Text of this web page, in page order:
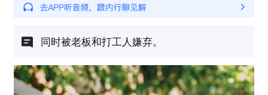
同时被老板和打工人嫌弃。